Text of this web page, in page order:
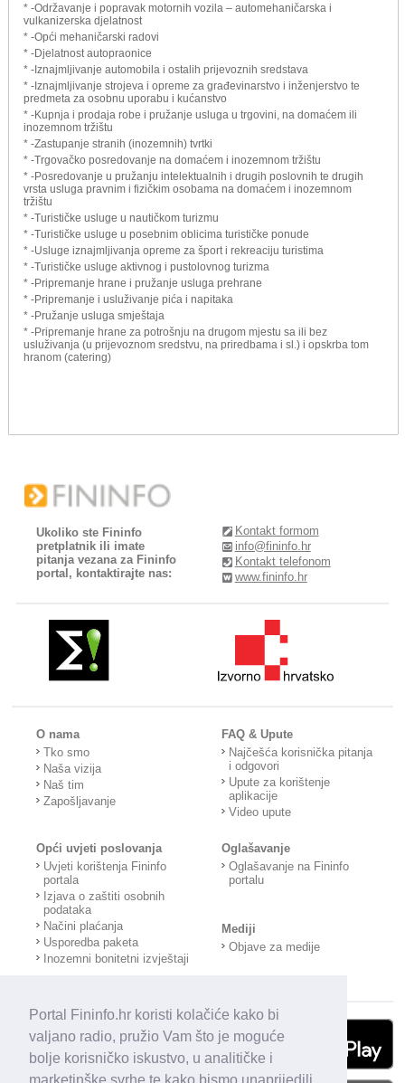
Portal Fininfo.hr koristi kolačiće kako bi
valjano radio, pružio Vam što je moguće
bolje korisničko iskustvo, u analitičke i
* -Održavanje i popravak motornih vozila – automehaničarska i
vulkanizerska djelatnost
* -Opći mehaničarski radovi
* -Djelatnost autopraonice
* -Iznajmljivanje automobila i ostalih prijevoznih sredstava
* -Iznajmljivanje strojeva i opreme za građevinarstvo i inženjerstvo te
predmeta za osobnu uporabu i kućanstvo
* -Kupnja i prodaja robe i pružanje usluga u trgovini, na domaćem ili
inozemnom tržištu
* -Zastupanje stranih (inozemnih) tvrtki
* -Trgovačko posredovanje na domaćem i inozemnom tržištu
* -Posredovanje u pružanju intelektualnih i drugih poslovnih te drugih
vrsta usluga pravnim i fizičkim osobama na domaćem i inozemnom
tržištu
* -Turističke usluge u nautičkom turizmu
* -Turističke usluge u posebnim oblicima turističke ponude
* -Usluge iznajmljivanja opreme za šport i rekreaciju turistima
* -Turističke usluge aktivnog i pustolovnog turizma
* -Pripremanje hrane i pružanje usluga prehrane
* -Pripremanje i usluživanje pića i napitaka
* -Pružanje usluga smještaja
* -Pripremanje hrane za potrošnju na drugom mjestu sa ili bez
usluživanja (u prijevoznom sredstvu, na priredbama i sl.) i opskrba tom
hranom (catering)
Ukoliko ste Fininfo
pretplatnik ili imate
pitanja vezana za Fininfo
portal, kontaktirajte nas:
Kontakt formom
info@fininfo.hr
Kontakt telefonom
www.fininfo.hr
O nama
Tko smo
Naša vizija
Naš tim
Zapošljavanje
FAQ & Upute
Najčešća korisnička pitanja
i odgovori
Upute za korištenje
aplikacije
Video upute
Opći uvjeti poslovanja
Uvjeti korištenja Fininfo
portala
Izjava o zaštiti osobnih
podataka
Načini plaćanja
Usporedba paketa
Inozemni bonitetni izvještaji
Oglašavanje
Oglašavanje na Fininfo
portalu
Mediji
Objave za medije